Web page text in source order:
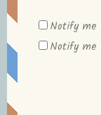
Notify me
Notify me